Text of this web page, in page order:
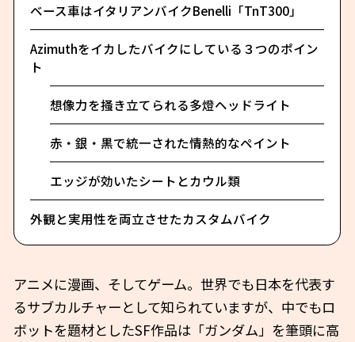
ベース車はイタリアンバイクBenelli「TnT300」
Azimuthをイカしたバイクにしている３つのポイン
ト
想像力を掻き立てられる多燈ヘッドライト
赤・銀・黒で統一された情熱的なペイント
エッジが効いたシートとカウル類
外観と実用性を両立させたカスタムバイク
アニメに漫画、そしてゲーム。世界でも日本を代表す
るサブカルチャーとして知られていますが、中でもロ
ボットを題材としたSF作品は「ガンダム」を筆頭に高